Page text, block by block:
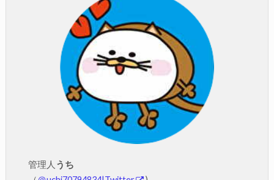
管理人 うち